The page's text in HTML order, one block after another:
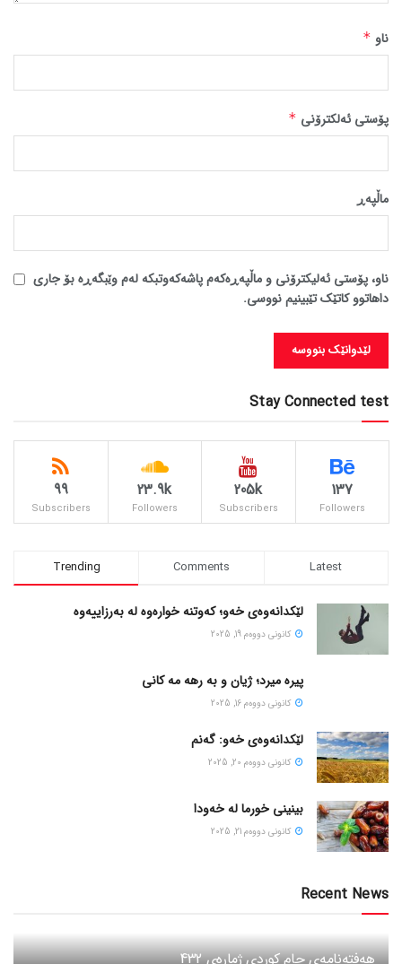
ناو *
پۆستی ئەلکترۆنی *
ماڵپه‌ڕ
ناو، پۆستی ئەلیکترۆنی و ماڵپەڕەکەم پاشەکەوتبکە لەم وێبگەڕە بۆ جاری
داهاتوو کاتێک تێبینیم نووسی.
Stay Connected test
137
Followers
205k
Subscribers
23.9k
Followers
99
Subscribers
Trending Comments Latest
لێکدانەوەی خەو؛ کەوتنە خوارەوە لە بەرزاییەوە
كانونی دووه‌م 19, 2025
پیره میرد؛ ژیان و به رهه مه کانی
كانونی دووه‌م 16, 2025
لێکدانەوەی خەو: گەنم
كانونی دووه‌م 20, 2025
بینینی خورما لە خەودا
كانونی دووه‌م 21, 2025
Recent News
هەفتەنامەی جام کوردی ژمارەی 432